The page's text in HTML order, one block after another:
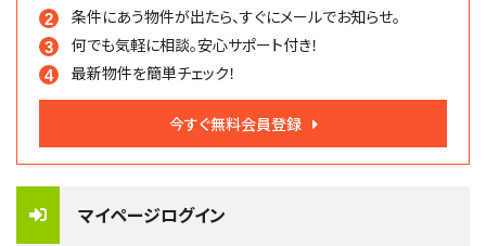
条件にあう物件が出たら、すぐにメールでお知らせ。
何でも気軽に相談。安心サポート付き！
最新物件を簡単チェック！
今すぐ無料会員登録
マイページログイン